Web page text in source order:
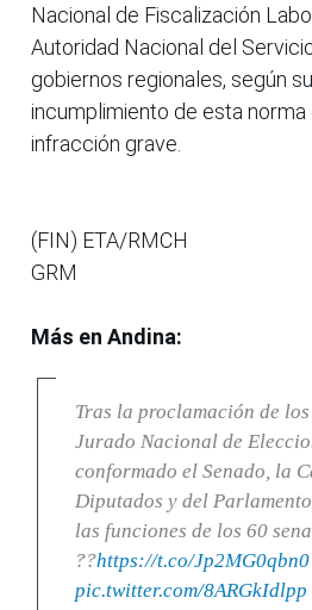
Nacional de Fiscalización
Autoridad Nacional del
gobiernos regionales, según
incumplimiento de esta
infracción grave.
(FIN) ETA/RMCH
GRM
Más en Andina:
Tras la proclamación de
Jurado Nacional de
conformado el Senado, la
Diputados y del
las funciones de los 60
??https://t.co/Jp2MG0qbn0
pic.twitter.com/8ARGkIdlpp